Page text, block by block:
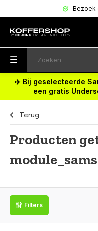
Bezoek
✈️ Bij geselecteerde
een gratis
Terug
Producten
Filters